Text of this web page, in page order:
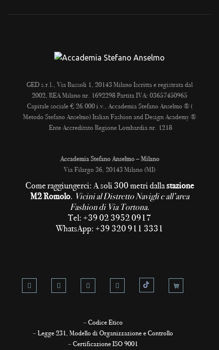
GED s.r.l., Via Russoli 1, 20143 Milano Iscritta e registrata dal
2002, REA Milano nr. 1692298 Partita IVA: 03657450965
Capitale sociale € 26.000 i.v., Accademia Stefano Anselmo ® (
Metodo Stefano Anselmo) Italian Fashion and Design Academy ®
Ente Accreditato Regione Lombardia nr. 1218
Accademia Stefano Anselmo – Milano
Via Filargo 36, 20143 Milano (MI)
Come raggiungerci: A soli 300 metri dallastazione
M2 Romolo. Vicini al Distretto Navigli e all’area
Fashion di Via Tortona.
Tel: +39 02 3952 0917
WhatsApp: +39 320 911 3331
–Codice Etico
–Legge 231, Modello di Organizzazione e Controllo
–Certificazione ISO 9001